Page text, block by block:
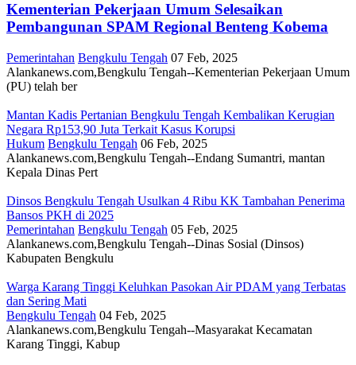
Kementerian Pekerjaan Umum Selesaikan
Pembangunan SPAM Regional Benteng Kobema
Pemerintahan Bengkulu Tengah 07 Feb, 2025
Alankanews.com,Bengkulu Tengah--Kementerian Pekerjaan Umum
(PU) telah ber
Mantan Kadis Pertanian Bengkulu Tengah Kembalikan Kerugian
Negara Rp153,90 Juta Terkait Kasus Korupsi
Hukum Bengkulu Tengah 06 Feb, 2025
Alankanews.com,Bengkulu Tengah--Endang Sumantri, mantan
Kepala Dinas Pert
Dinsos Bengkulu Tengah Usulkan 4 Ribu KK Tambahan Penerima
Bansos PKH di 2025
Pemerintahan Bengkulu Tengah 05 Feb, 2025
Alankanews.com,Bengkulu Tengah--Dinas Sosial (Dinsos)
Kabupaten Bengkulu
Warga Karang Tinggi Keluhkan Pasokan Air PDAM yang Terbatas
dan Sering Mati
Bengkulu Tengah 04 Feb, 2025
Alankanews.com,Bengkulu Tengah--Masyarakat Kecamatan
Karang Tinggi, Kabup